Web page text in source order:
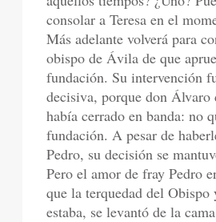
consolar a Teresa en el
Más adelante volverá para
obispo de Ávila de que
fundación. Su intervención
decisiva, porque don Álvaro
había cerrado en banda: no
fundación. A pesar de
Pedro, su decisión se
Pero el amor de fray Pedro
que la terquedad del
estaba, se levantó de la